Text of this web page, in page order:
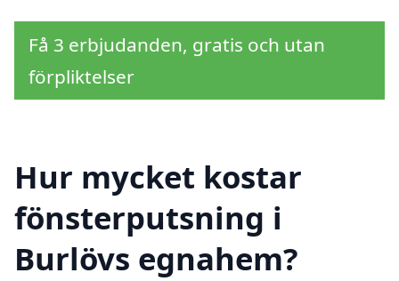
Få 3 erbjudanden, gratis och utan
förpliktelser
Hur mycket kostar
fönsterputsning i
Burlövs egnahem?